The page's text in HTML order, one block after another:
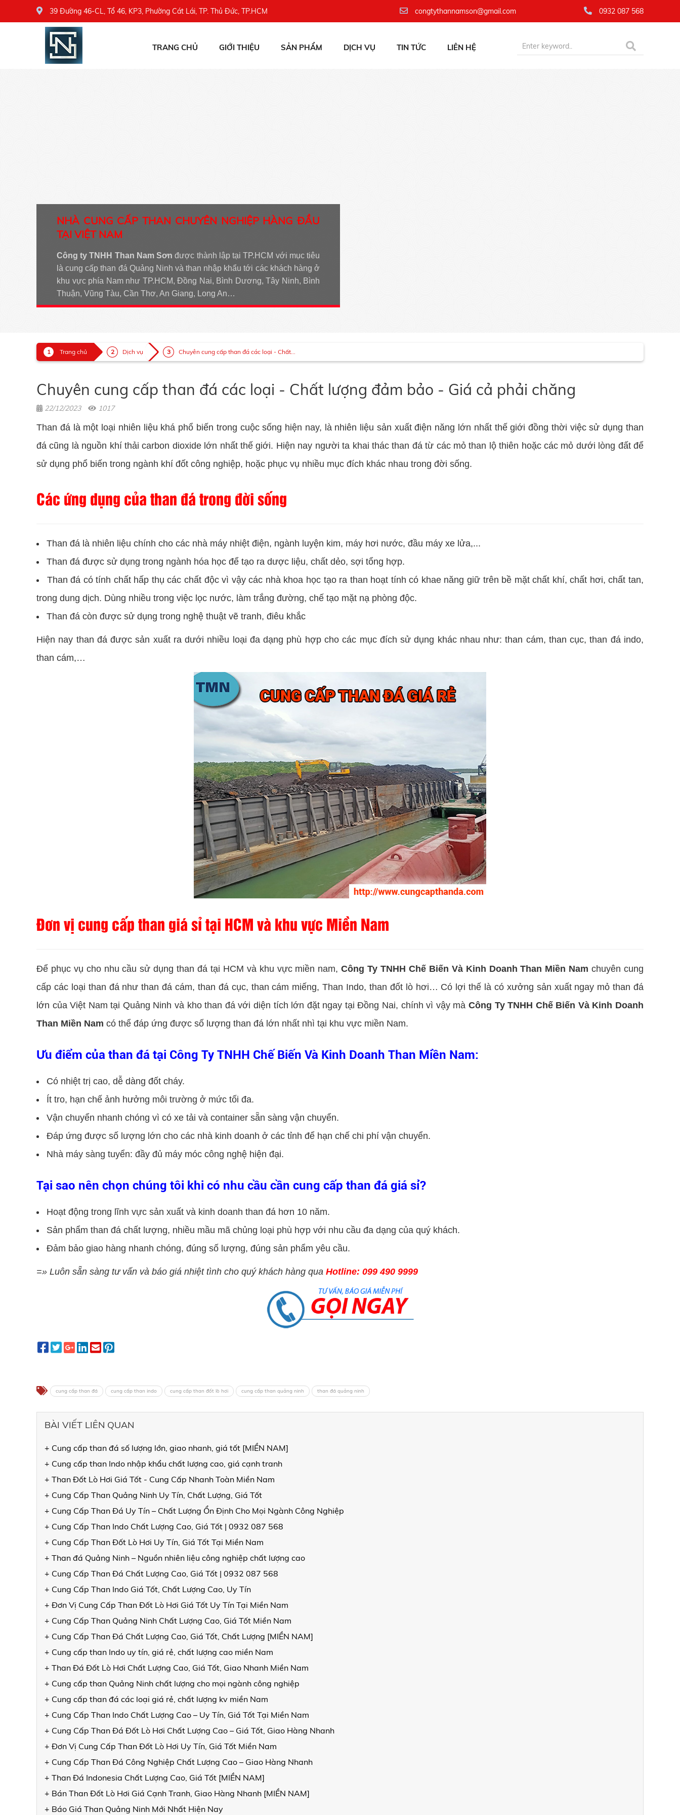
39 Đường 46-CL, Tổ 46, KP3, Phường Cát Lái, TP. Thủ Đức, TP.HCM congtythannamson@gmail.com 0932 087 568
TRANG CHỦ GIỚI THIỆU SẢN PHẨM DỊCH VỤ TIN TỨC LIÊN HỆ
NHÀ CUNG CẤP THAN CHUYÊN NGHIỆP HÀNG ĐẦU
TẠI VIỆT NAM
Công ty TNHH Than Nam Sơnđược thành lập tại TP.HCM với mục tiêu
là cung cấp than đá Quảng Ninh và than nhập khẩu tới các khách hàng ở
khu vực phía Nam như TP.HCM, Đồng Nai, Bình Dương, Tây Ninh, Bình
Thuận, Vũng Tàu, Cần Thơ, An Giang, Long An…
Trang chủ Dịch vụ Chuyên cung cấp than đá các loại - Chất...
Chuyên cung cấp than đá các loại - Chất lượng đảm bảo - Giá cả phải chăng
22/12/2023 1017
Than đá là một loại nhiên liệu khá phổ biến trong cuộc sống hiện nay, là nhiên liệu sản xuất điện năng lớn nhất thế giới đồng thời việc sử dụng than
đá cũng là nguồn khí thải carbon dioxide lớn nhất thế giới. Hiện nay người ta khai thác than đá từ các mỏ than lộ thiên hoặc các mỏ dưới lòng đất để
sử dụng phổ biến trong ngành khí đốt công nghiệp, hoặc phục vụ nhiều mục đích khác nhau trong đời sống.
Các ứng dụng của than đá trong đời sống
Than đá là nhiên liệu chính cho các nhà máy nhiệt điện, ngành luyện kim, máy hơi nước, đầu máy xe lửa,...
Than đá được sử dụng trong ngành hóa học để tạo ra dược liệu, chất dẻo, sợi tổng hợp.
Than đá có tính chất hấp thụ các chất độc vì vậy các nhà khoa học tạo ra than hoạt tính có khae năng giữ trên bề mặt chất khí, chất hơi, chất tan,
trong dung dịch. Dùng nhiều trong việc lọc nước, làm trắng đường, chế tạo mặt nạ phòng độc.
Than đá còn được sử dụng trong nghệ thuật vẽ tranh, điêu khắc
Hiện nay than đá được sản xuất ra dưới nhiều loại đa dạng phù hợp cho các mục đích sử dụng khác nhau như: than cám, than cục, than đá indo,
than cám,…
Đơn vị cung cấp than giá sỉ tại HCM và khu vực Miền Nam
Để phục vụ cho nhu cầu sử dụng than đá tại HCM và khu vực miền nam,Công Ty TNHH Chế Biến Và Kinh Doanh Than Miền Nam chuyên cung
cấp các loại than đá như than đá cám, than đá cục, than cám miếng, Than Indo, than đốt lò hơi… Có lợi thế là có xưởng sản xuất ngay mỏ than đá
lớn của Việt Nam tại Quảng Ninh và kho than đá với diện tích lớn đặt ngay tại Đồng Nai, chính vì vậy mà Công Ty TNHH Chế Biến Và Kinh Doanh
Than Miền Nam có thể đáp ứng được số lượng than đá lớn nhất nhì tại khu vực miền Nam.
Ưu điểm của than đá tại Công Ty TNHH Chế Biến Và Kinh Doanh Than Miền Nam:
Có nhiệt trị cao, dễ dàng đốt cháy.
Ít tro, hạn chế ảnh hưởng môi trường ở mức tối đa.
Vận chuyển nhanh chóng vì có xe tải và container sẵn sàng vận chuyển.
Đáp ứng được số lượng lớn cho các nhà kinh doanh ở các tỉnh để hạn chế chi phí vận chuyển.
Nhà máy sàng tuyển: đầy đủ máy móc công nghệ hiện đại.
Tại sao nên chọn chúng tôi khi có nhu cầu cần cung cấp than đá giá sỉ?
Hoạt động trong lĩnh vực sản xuất và kinh doanh than đá hơn 10 năm.
Sản phẩm than đá chất lượng, nhiều mầu mã chủng loại phù hợp với nhu cầu đa dạng của quý khách.
Đảm bảo giao hàng nhanh chóng, đúng số lượng, đúng sản phẩm yêu cầu.
=» Luôn sẵn sàng tư vấn và báo giá nhiệt tình cho quý khách hàng qua Hotline: 099 490 9999
cung cấp than đá cung cấp than indo cung cấp than đốt lò hơi cung cấp than quảng ninh than đá quảng ninh
BÀI VIẾT LIÊN QUAN
+ Cung cấp than đá số lượng lớn, giao nhanh, giá tốt [MIỀN NAM]
+ Cung cấp than Indo nhập khẩu chất lượng cao, giá cạnh tranh
+ Than Đốt Lò Hơi Giá Tốt - Cung Cấp Nhanh Toàn Miền Nam
+ Cung Cấp Than Quảng Ninh Uy Tín, Chất Lượng, Giá Tốt
+ Cung Cấp Than Đá Uy Tín – Chất Lượng Ổn Định Cho Mọi Ngành Công Nghiệp
+ Cung Cấp Than Indo Chất Lượng Cao, Giá Tốt | 0932 087 568
+ Cung Cấp Than Đốt Lò Hơi Uy Tín, Giá Tốt Tại Miền Nam
+ Than đá Quảng Ninh – Nguồn nhiên liệu công nghiệp chất lượng cao
+ Cung Cấp Than Đá Chất Lượng Cao, Giá Tốt | 0932 087 568
+ Cung Cấp Than Indo Giá Tốt, Chất Lượng Cao, Uy Tín
+ Đơn Vị Cung Cấp Than Đốt Lò Hơi Giá Tốt Uy Tín Tại Miền Nam
+ Cung Cấp Than Quảng Ninh Chất Lượng Cao, Giá Tốt Miền Nam
+ Cung Cấp Than Đá Chất Lượng Cao, Giá Tốt, Chất Lượng [MIỀN NAM]
+ Cung cấp than Indo uy tín, giá rẻ, chất lượng cao miền Nam
+ Than Đá Đốt Lò Hơi Chất Lượng Cao, Giá Tốt, Giao Nhanh Miền Nam
+ Cung cấp than Quảng Ninh chất lượng cho mọi ngành công nghiệp
+ Cung cấp than đá các loại giá rẻ, chất lượng kv miền Nam
+ Cung Cấp Than Indo Chất Lượng Cao – Uy Tín, Giá Tốt Tại Miền Nam
+ Cung Cấp Than Đá Đốt Lò Hơi Chất Lượng Cao – Giá Tốt, Giao Hàng Nhanh
+ Đơn Vị Cung Cấp Than Đốt Lò Hơi Uy Tín, Giá Tốt Miền Nam
+ Cung Cấp Than Đá Công Nghiệp Chất Lượng Cao – Giao Hàng Nhanh
+ Than Đá Indonesia Chất Lượng Cao, Giá Tốt [MIỀN NAM]
+ Bán Than Đốt Lò Hơi Giá Cạnh Tranh, Giao Hàng Nhanh [MIỀN NAM]
+ Báo Giá Than Quảng Ninh Mới Nhất Hiện Nay